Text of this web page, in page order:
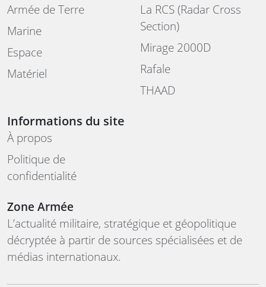
Armée de Terre
Marine
Espace
Matériel
La RCS (Radar Cross
Section)
Mirage 2000D
Rafale
THAAD
Informations du site
À propos
Politique de
confidentialité
Zone Armée
L’actualité militaire, stratégique et géopolitique
décryptée à partir de sources spécialisées et de
médias internationaux.